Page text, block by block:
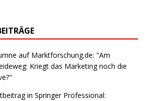
auf Marktforschung.de: "Am
Kriegt das Marketing noch die
in Springer Professional: